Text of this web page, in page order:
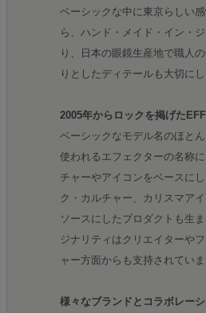
ベーシックな中に東京らしい
ら、ハンド・メイド・イン・
り、日本の眼鏡生産地で職人
りとしたディテールも大切にし
2005年からロックを掲げた
ベーシックなモデル名のほと
使われるエフェクターの名称
チャーやアイコンをベースに
ク・カルチャー、カリスマア
ソースにしたプロダクトも生
ジナリティはクリエイターや
ャー方面からも支持されていま
様々なブランドとコラボレー